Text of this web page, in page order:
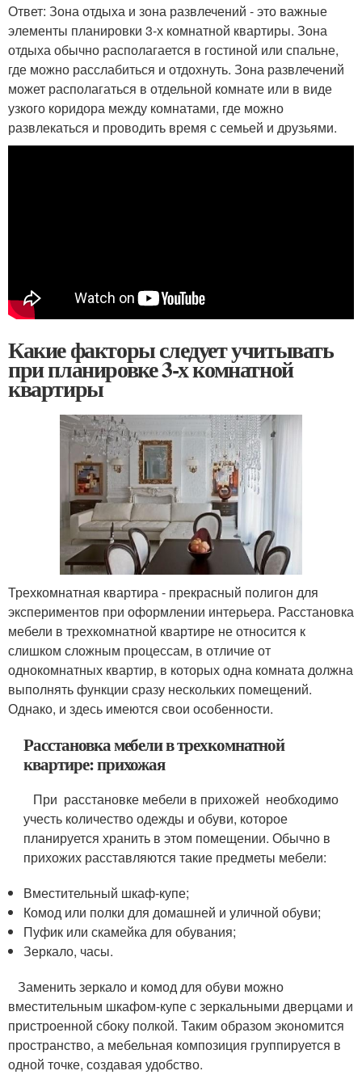
Ответ: Зона отдыха и зона развлечений - это важные
элементы планировки 3-х комнатной квартиры. Зона
отдыха обычно располагается в гостиной или спальне,
где можно расслабиться и отдохнуть. Зона развлечений
может располагаться в отдельной комнате или в виде
узкого коридора между комнатами, где можно
развлекаться и проводить время с семьей и друзьями.
Какие факторы следует учитывать
при планировке 3-х комнатной
квартиры
Трехкомнатная квартира - прекрасный полигон для
экспериментов при оформлении интерьера. Расстановка
мебели в трехкомнатной квартире не относится к
слишком сложным процессам, в отличие от
однокомнатных квартир, в которых одна комната должна
выполнять функции сразу нескольких помещений.
Однако, и здесь имеются свои особенности.
Расстановка мебели в трехкомнатной
квартире: прихожая
При расстановке мебели в прихожей необходимо
учесть количество одежды и обуви, которое
планируется хранить в этом помещении. Обычно в
прихожих расставляются такие предметы мебели:
Вместительный шкаф-купе;
Комод или полки для домашней и уличной обуви;
Пуфик или скамейка для обувания;
Зеркало, часы.
Заменить зеркало и комод для обуви можно
вместительным шкафом-купе с зеркальными дверцами и
пристроенной сбоку полкой. Таким образом экономится
пространство, а мебельная композиция группируется в
одной точке, создавая удобство.